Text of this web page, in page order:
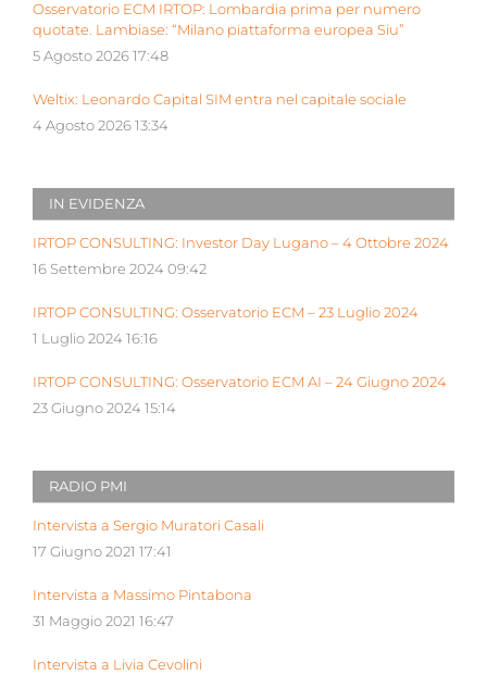
Osservatorio ECM IRTOP: Lombardia prima per numero
quotate. Lambiase: “Milano piattaforma europea Siu”
5 Agosto 2026 17:48
Weltix: Leonardo Capital SIM entra nel capitale sociale
4 Agosto 2026 13:34
IN EVIDENZA
IRTOP CONSULTING: Investor Day Lugano – 4 Ottobre 2024
16 Settembre 2024 09:42
IRTOP CONSULTING: Osservatorio ECM – 23 Luglio 2024
1 Luglio 2024 16:16
IRTOP CONSULTING: Osservatorio ECM AI – 24 Giugno 2024
23 Giugno 2024 15:14
RADIO PMI
Intervista a Sergio Muratori Casali
17 Giugno 2021 17:41
Intervista a Massimo Pintabona
31 Maggio 2021 16:47
Intervista a Livia Cevolini